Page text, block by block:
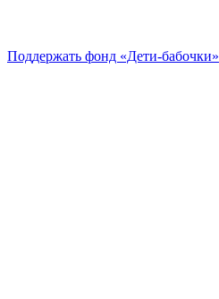
Поддержать фонд «Дети-бабочки»